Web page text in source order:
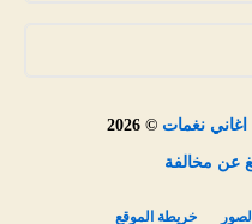
اغاني نغمات © 2026
الصور خريطة الموقع